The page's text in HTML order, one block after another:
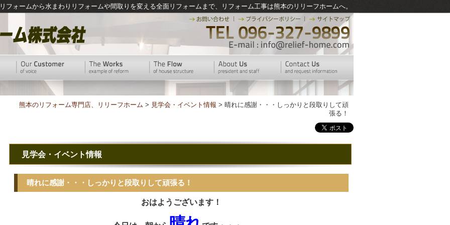
フォームから水まわりリフォームや間取りを変える全面リフォームまで、リフォーム工事は熊本のリリーフホームへ。
熊本のリフォーム専門店、リリーフホーム > 見学会・イベント情報 > 晴れに感謝・・・しっかりと段取りして頑
張る！
見学会・イベント情報
晴れに感謝・・・しっかりと段取りして頑張る！
おはようございます！